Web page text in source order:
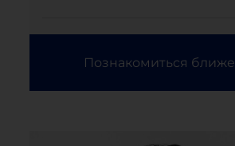
Познакомиться ближе